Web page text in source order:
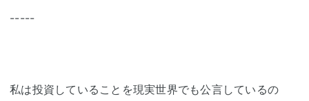
-----
私は投資していることを現実世界でも公言しているの